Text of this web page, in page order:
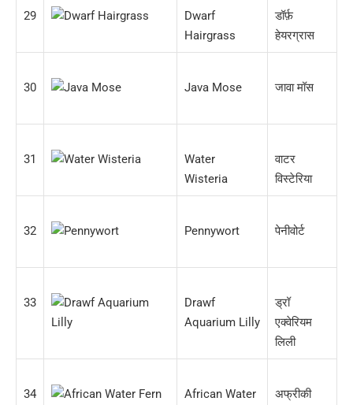
29
Dwarf
Hairgrass
डॉर्फ़
हेयरग्रास
30 Java Mose जावा मॉस
31
Water
Wisteria
वाटर
विस्टेरिया
32 Pennywort पेनीवोर्ट
33
Drawf
Aquarium Lilly
ड्रॉ
एक्वेरियम
लिली
34
African Water
अफ्रीकी